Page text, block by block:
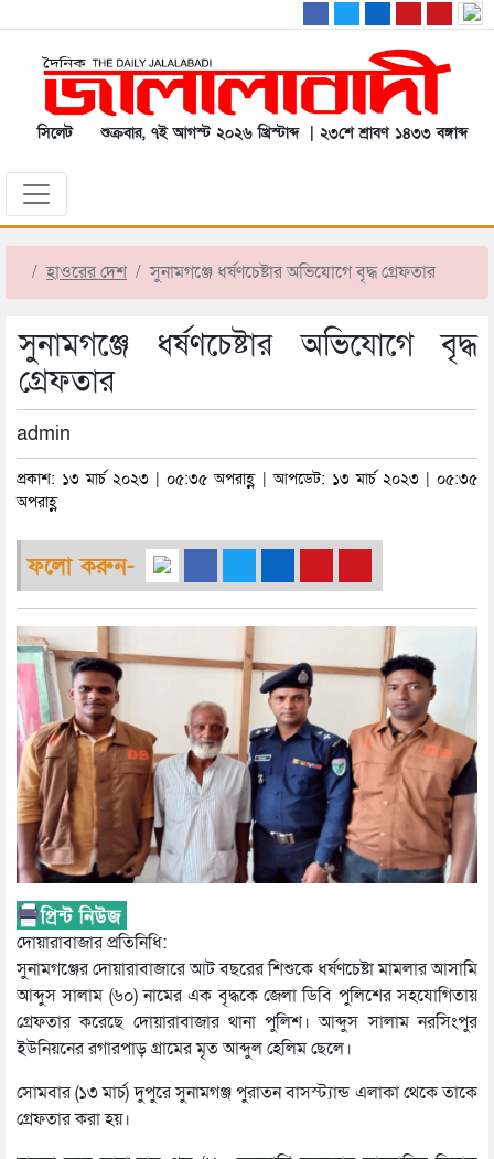
সিলেট শুক্রবার, ৭ই আগস্ট ২০২৬ খ্রিস্টাব্দ | ২৩শে শ্রাবণ ১৪৩৩ বঙ্গাব্দ
হাওরের দেশ সুনামগঞ্জে ধর্ষণচেষ্টার অভিযোগে বৃদ্ধ গ্রেফতার
সুনামগঞ্জে ধর্ষণচেষ্টার অভিযোগে বৃদ্ধ
গ্রেফতার
admin
প্রকাশ: ১৩ মার্চ ২০২৩ | ০৫:৩৫ অপরাহ্ণ | আপডেট: ১৩ মার্চ ২০২৩ | ০৫:৩৫
অপরাহ্ণ
ফলো করুন-
দোয়ারাবাজার প্রতিনিধি:
সুনামগঞ্জের দোয়ারাবাজারে আট বছরের শিশুকে ধর্ষণচেষ্টা মামলার আসামি
আব্দুস সালাম (৬০) নামের এক বৃদ্ধকে জেলা ডিবি পুলিশের সহযোগিতায়
গ্রেফতার করেছে দোয়ারাবাজার থানা পুলিশ। আব্দুস সালাম নরসিংপুর
ইউনিয়নের রগারপাড় গ্রামের মৃত আব্দুল হেলিম ছেলে।
সোমবার (১৩ মার্চ) দুপুরে সুনামগঞ্জ পুরাতন বাসস্ট্যান্ড এলাকা থেকে তাকে
গ্রেফতার করা হয়।